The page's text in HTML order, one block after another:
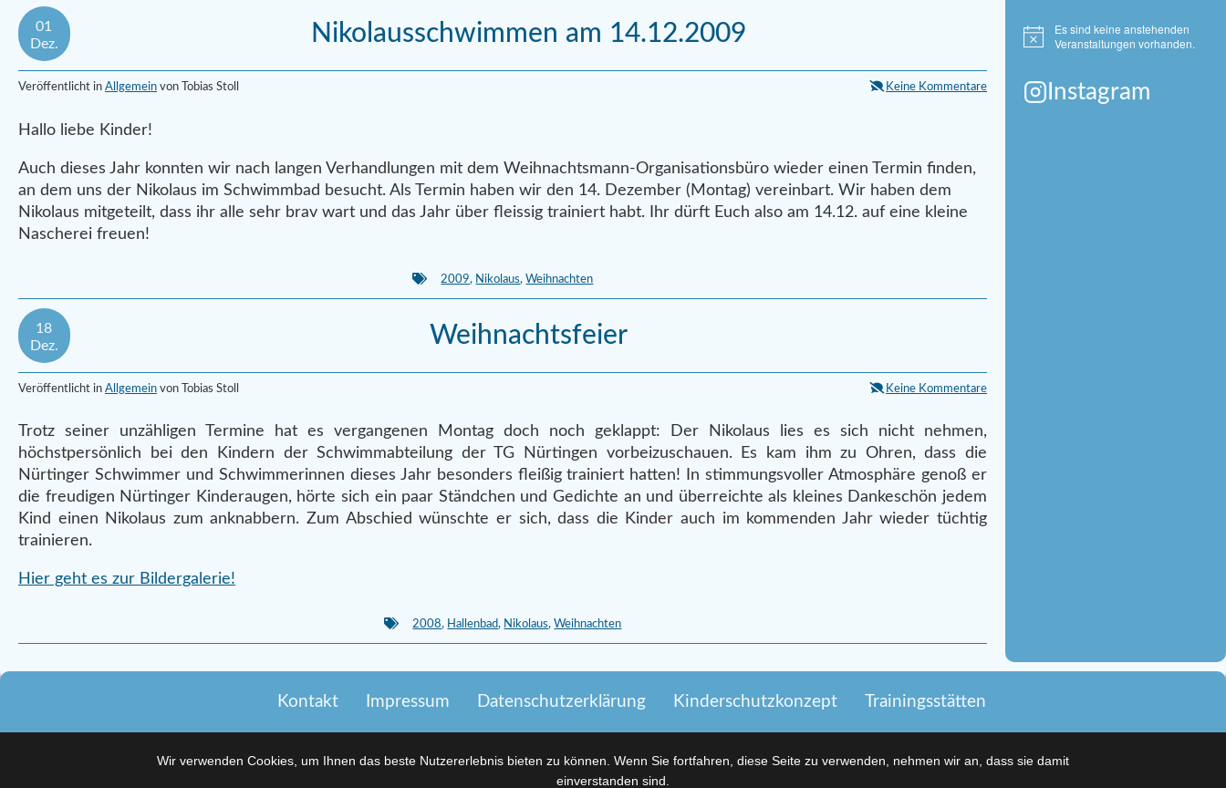
01
Dez.
Nikolausschwimmen am 14.12.2009
Veröffentlicht in Allgemein von Tobias Stoll Keine Kommentare
Hallo liebe Kinder!
Auch dieses Jahr konnten wir nach langen Verhandlungen mit dem Weihnachtsmann-Organisationsbüro wieder einen Termin finden,
an dem uns der Nikolaus im Schwimmbad besucht. Als Termin haben wir den 14. Dezember (Montag) vereinbart. Wir haben dem
Nikolaus mitgeteilt, dass ihr alle sehr brav wart und das Jahr über fleissig trainiert habt. Ihr dürft Euch also am 14.12. auf eine kleine
Nascherei freuen!
2009, Nikolaus,Weihnachten
18
Dez.
Weihnachtsfeier
Veröffentlicht in Allgemein von Tobias Stoll Keine Kommentare
Trotz seiner unzähligen Termine hat es vergangenen Montag doch noch geklappt: Der Nikolaus lies es sich nicht nehmen,
höchstpersönlich bei den Kindern der Schwimmabteilung der TG Nürtingen vorbeizuschauen. Es kam ihm zu Ohren, dass die
Nürtinger Schwimmer und Schwimmerinnen dieses Jahr besonders fleißig trainiert hatten! In stimmungsvoller Atmosphäre genoß er
die freudigen Nürtinger Kinderaugen, hörte sich ein paar Ständchen und Gedichte an und überreichte als kleines Dankeschön jedem
Kind einen Nikolaus zum anknabbern. Zum Abschied wünschte er sich, dass die Kinder auch im kommenden Jahr wieder tüchtig
trainieren.
Hier geht es zur Bildergalerie!
2008, Hallenbad, Nikolaus, Weihnachten
Hinweis
Es sind keine anstehenden
Veranstaltungen vorhanden.
Instagram
Kontakt Impressum Datenschutzerklärung Kinderschutzkonzept Trainingsstätten
Wir verwenden Cookies, um Ihnen das beste Nutzererlebnis bieten zu können. Wenn Sie fortfahren, diese Seite zu verwenden, nehmen wir an, dass sie damit
einverstanden sind.